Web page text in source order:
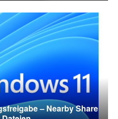
– Nearby Share